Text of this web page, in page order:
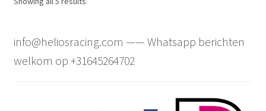
info@heliosracing.com —— Whatsapp berichten
welkom op +31645264702